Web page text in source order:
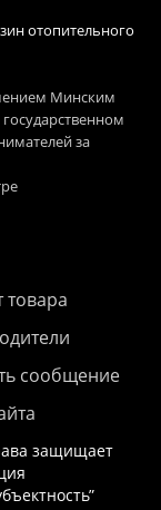
отопительного
Минским
за
товара
сообщение
защищает